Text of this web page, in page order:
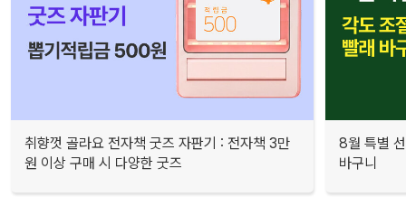
취향껏 골라요 전자책 굿즈 자판기 : 전자책 3만
원 이상 구매 시 다양한 굿즈
8월 특별
바구니